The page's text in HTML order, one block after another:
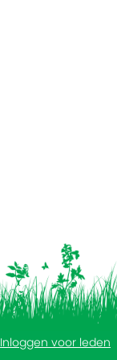
Inloggen voor leden